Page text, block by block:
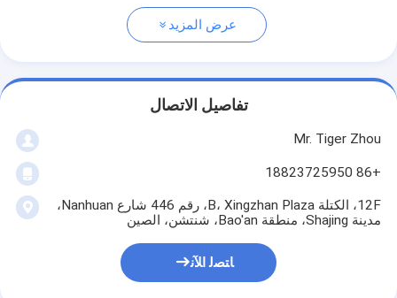
عرض المزيد
تفاصيل الاتصال
Mr. Tiger Zhou
+86 18823725950
12F، الكتلة B، Xingzhan Plaza، رقم 446 شارع Nanhuan،
مدينة Shajing، منطقة Bao'an، شنتشن، الصين
ﺎﺘﺼﻟ ﺍﻶﻧ